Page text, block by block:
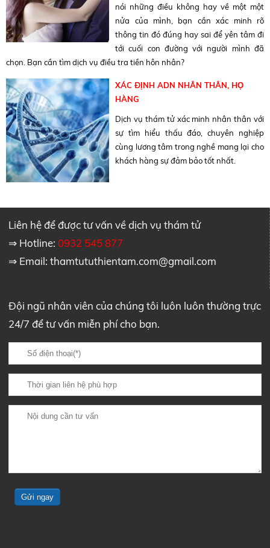
nói những điều không hay về một một
nửa của mình, bạn cần xác minh rõ
thông tin đó đúng hay sai để yên tâm đi
tới cuối con đường với người mình đã
chọn. Bạn cần tìm dịch vụ điều tra tiền hôn nhân?
XÁC ĐỊNH ADN NHÂN THÂN, HỌ
HÀNG
Dịch vụ thám tử xác minh nhân thân với
sự tìm hiểu thấu đáo, chuyên nghiệp
cùng lương tâm trong nghề mang lại cho
khách hàng sự đảm bảo tốt nhất.
Liên hệ để được tư vấn về dịch vụ thám tử
⇒ Hotline:0932 545 877
⇒ Email:thamtututhientam.com@gmail.com
Đội ngũ nhân viên của chúng tôi luôn luôn thường trực
24/7 để tư vấn miễn phí cho bạn.